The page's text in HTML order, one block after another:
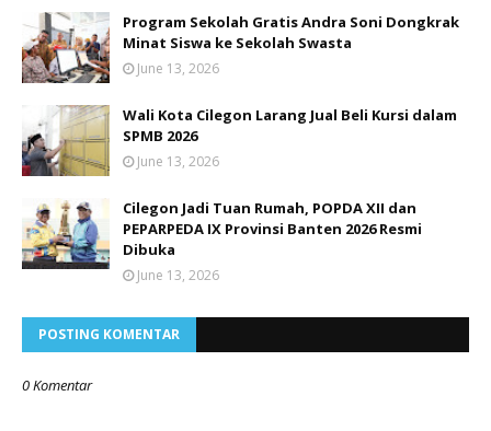
Program Sekolah Gratis Andra Soni Dongkrak
Minat Siswa ke Sekolah Swasta
June 13, 2026
Wali Kota Cilegon Larang Jual Beli Kursi dalam
SPMB 2026
June 13, 2026
Cilegon Jadi Tuan Rumah, POPDA XII dan
PEPARPEDA IX Provinsi Banten 2026 Resmi
Dibuka
June 13, 2026
POSTING KOMENTAR
0 Komentar